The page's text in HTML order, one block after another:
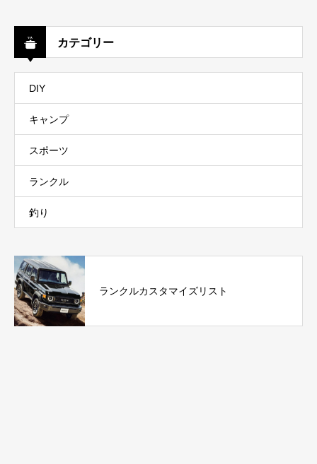
カテゴリー
DIY
キャンプ
スポーツ
ランクル
釣り
ランクルカスタマイズリスト